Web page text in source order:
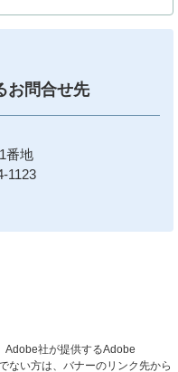
お問合せ先
番地
1123
Adobe社が提供するAdobe
ない方は、バナーのリンク先から